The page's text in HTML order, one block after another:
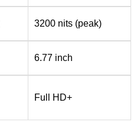
3200 nits (peak)
6.77 inch
Full HD+